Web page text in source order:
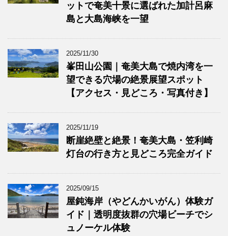
ットで奄美十景に選ばれた加計呂麻
島と大島海峡を一望
2025/11/30
峯田山公園｜奄美大島で焼内湾を一
望できる穴場の絶景展望スポット
【アクセス・見どころ・写真付き】
2025/11/19
断崖絶壁と絶景！奄美大島・笠利崎
灯台の行き方と見どころ完全ガイド
2025/09/15
屋鈍海岸（やどんかいがん）体験ガ
イド｜透明度抜群の穴場ビーチでシ
ュノーケル体験